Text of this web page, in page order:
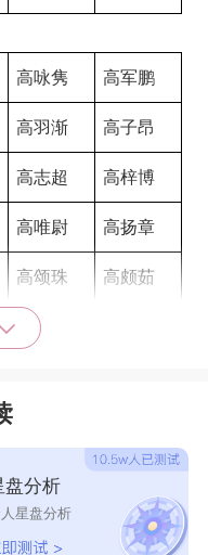
高咏隽 高军鹏
高羽渐 高子昂
高志超 高梓博
高唯尉 高扬章
高颂珠 高颇茹
高施芊
盘分析
星盘分析